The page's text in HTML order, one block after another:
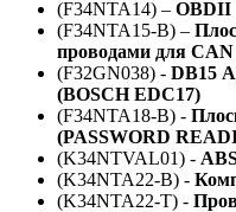
(F34NTA14) – OBDII
(F34NTA15-B) –
проводами для
(F32GN038) - DB15
(BOSCH EDC17)
(F34NTA18-B) -
(PASSWORD
(K34NTVAL01) -
(K34NTA22-B) -
(K34NTA22-T) -